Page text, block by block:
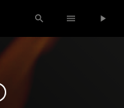
search menu play_arrow